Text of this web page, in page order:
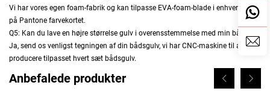
Vi har vores egen foam-fabrik og kan tilpasse EVA-foam-blade i enhver farve
på Pantone farvekortet.
Q5: Kan du lave en højre størrelse gulv i overensstemmelse med min båddek?
Ja, send os venligst tegningen af din bådsgulv, vi har CNC-maskine til at
producere tilpasset hvert sæt bådsgulv.
Anbefalede produkter